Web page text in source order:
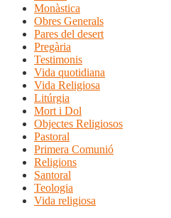
Monàstica
Obres Generals
Pares del desert
Pregària
Testimonis
Vida quotidiana
Vida Religiosa
Litúrgia
Mort i Dol
Objectes Religiosos
Pastoral
Primera Comunió
Religions
Santoral
Teologia
Vida religiosa